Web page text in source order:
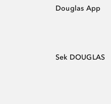
Douglas App
Sek DOUGLAS